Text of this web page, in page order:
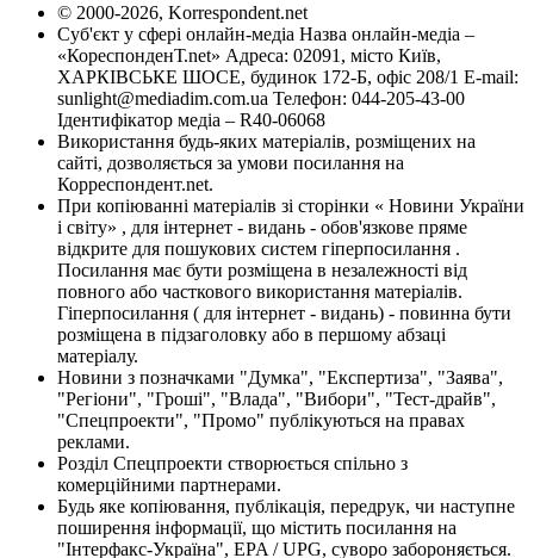
© 2000-2026, Korrespondent.net
Суб'єкт у сфері онлайн-медіа Назва онлайн-медіа –
«КореспонденТ.net» Адреса: 02091, місто Київ,
ХАРКІВСЬКЕ ШОСЕ, будинок 172-Б, офіс 208/1 E-mail:
sunlight@mediadim.com.ua Телефон: 044-205-43-00
Ідентифікатор медіа – R40-06068
Використання будь-яких матеріалів, розміщених на
сайті, дозволяється за умови посилання на
Корреспондент.net.
При копіюванні матеріалів зі сторінки « Новини України
і світу» , для інтернет - видань - обов'язкове пряме
відкрите для пошукових систем гіперпосилання .
Посилання має бути розміщена в незалежності від
повного або часткового використання матеріалів.
Гіперпосилання ( для інтернет - видань) - повинна бути
розміщена в підзаголовку або в першому абзаці
матеріалу.
Новини з позначками "Думка", "Експертиза", "Заява",
"Регіони", "Гроші", "Влада", "Вибори", "Тест-драйв",
"Спецпроекти", "Промо" публікуються на правах
реклами.
Розділ Спецпроекти створюється спільно з
комерційними партнерами.
Будь яке копіювання, публікація, передрук, чи наступне
поширення інформації, що містить посилання на
"Інтерфакс-Україна", EPA / UPG, суворо забороняється.